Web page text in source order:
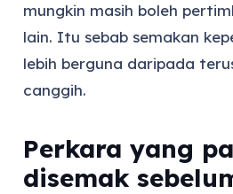
mungkin masih boleh
lain. Itu sebab semakan
lebih berguna daripada
canggih.
Perkara yang
disemak